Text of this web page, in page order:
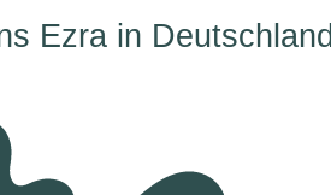
Ezra in Deutschland